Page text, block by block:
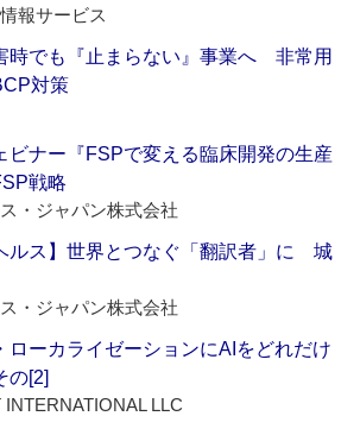
報サービス
時でも『止まらない』事業へ 非常用
対策
ビナー『FSPで変える臨床開発の生産
戦略
・ジャパン株式会社
ルス】世界とつなぐ「翻訳者」に 城
・ジャパン株式会社
ローカライゼーションにAIをどれだけ
の[2]
LLC